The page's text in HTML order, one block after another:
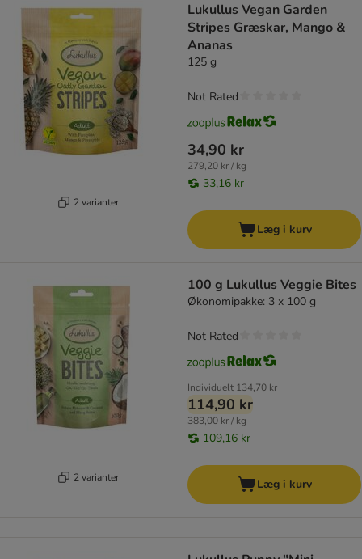
2 varianter
Lukullus Vegan Garden
Stripes Græskar, Mango &
Ananas
125 g
34,90 kr
279,20 kr / kg
33,16 kr
Not Rated
Læg i kurv
2 varianter
100 g Lukullus Veggie Bites
Økonomipakke: 3 x 100 g
Individuelt 134,70 kr
114,90 kr
383,00 kr / kg
109,16 kr
Not Rated
Læg i kurv